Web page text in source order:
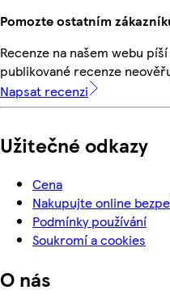
Pomozte ostatním
Recenze na našem webu
publikované recenze
Napsat recenzi
Užitečné odkazy
Cena
Nakupujte online
Podmínky používání
Soukromí a cookies
O nás